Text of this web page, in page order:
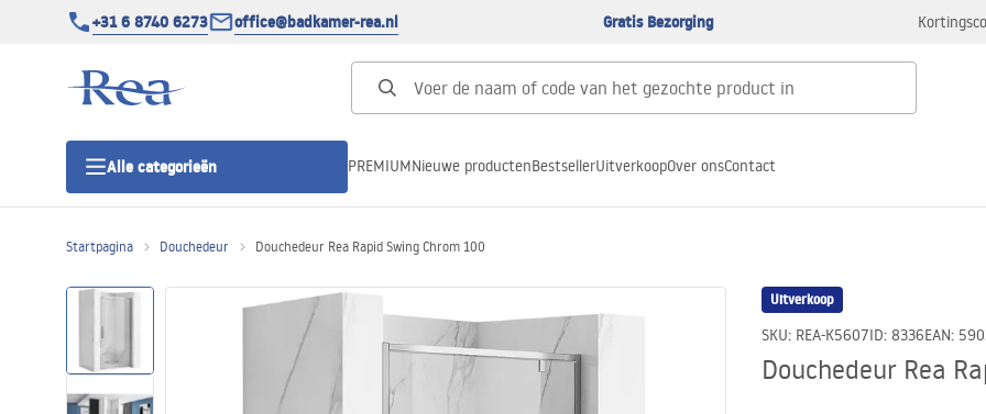
+31 6 8740 6273 office@badkamer-rea.nl Gratis Bezorging
Alle categorieën
Douchebakken
PREMIUMNieuwe productenBestsellerUitverkoopOver onsContact
Startpagina Douchedeur Douchedeur Rea Rapid Swing Chrom 100
Uitverkoop
SKU: REA-K5607ID: 8336EAN:
Douchedeur Rea